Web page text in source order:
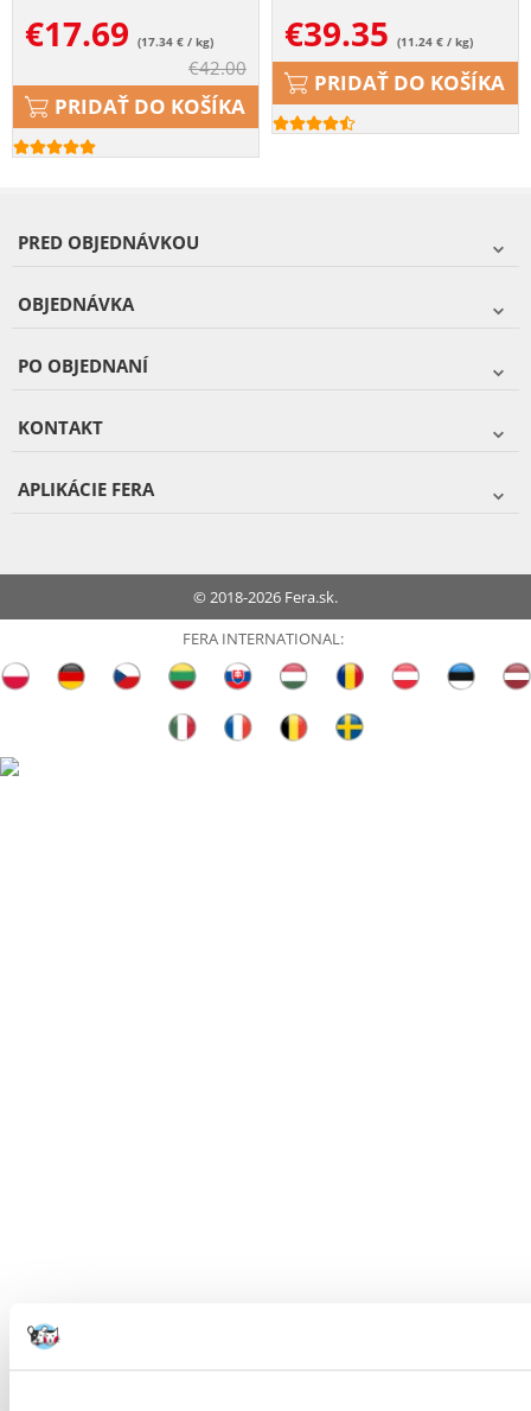
€17.69 (17.34 € / kg)
€42.00
PRIDAŤ DO KOŠÍKA
€39.35 (11.24 € / kg)
PRIDAŤ DO KOŠÍKA
PRED OBJEDNÁVKOU
OBJEDNÁVKA
PO OBJEDNANÍ
KONTAKT
APLIKÁCIE FERA
© 2018-2026 Fera.sk.
FERA INTERNATIONAL: